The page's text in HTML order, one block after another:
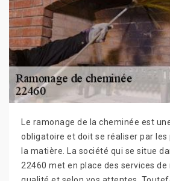
Le ramonage de la cheminée est
obligatoire et doit se réaliser par
la matière. La société qui se situe
22460 met en place des services de